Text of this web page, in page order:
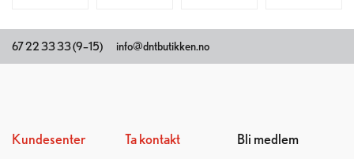
67 22 33 33 (9–15) info@dntbutikken.no
Kundesenter
Ta kontakt Bli medlem